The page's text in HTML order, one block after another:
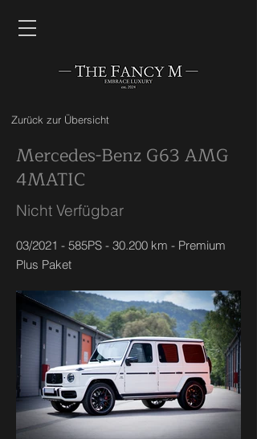
Zurück zur Übersicht
Mercedes-Benz G63 AMG
4MATIC
Nicht Verfügbar
03/2021 - 585PS - 30.200 km - Premium
Plus Paket